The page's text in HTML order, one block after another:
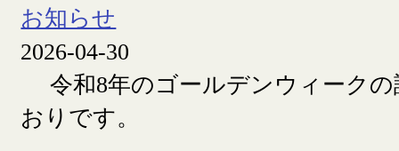
お知らせ
2026-04-30
令和8年のゴールデンウィークの
おりです。